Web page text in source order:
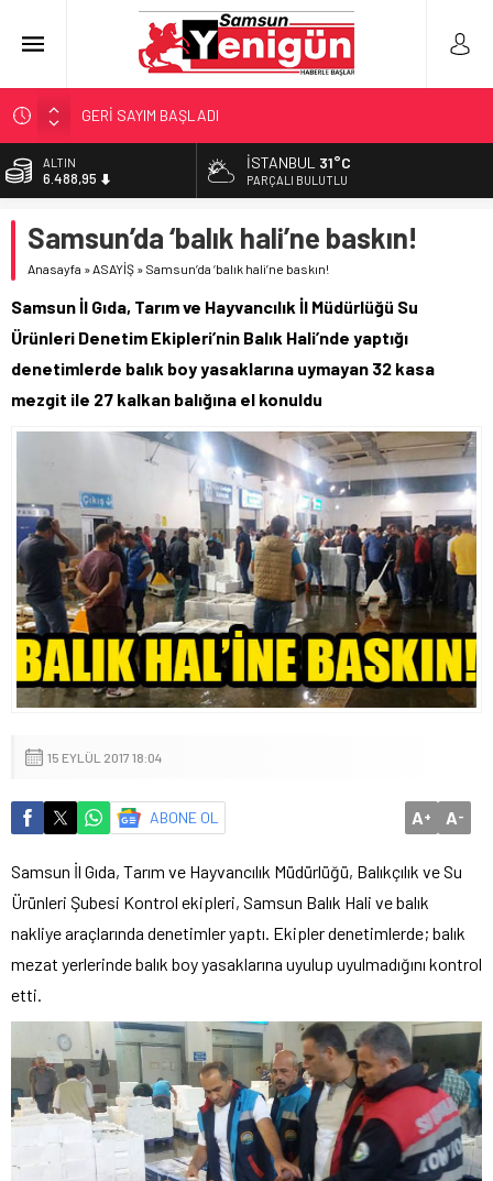
GERİ SAYIM BAŞLADI
SAMSUNSPOR’DA HEDEF 5’İNCİLİK!
‘BAFRA’YA YATIRIM YAPIN!’
YÖNETİCİ SEÇERKEN YAPILAN EN BÜYÜK HATALAR
ALTIN
6.488,95
13.798,82
DOLAR
54,9646
İSTANBUL 31°C
PARÇALI BULUTLU
Samsun’da ‘balık hali’ne baskın!
Anasayfa »ASAYİŞ » Samsun’da ‘balık hali’ne baskın!
Samsun İl Gıda, Tarım ve Hayvancılık İl Müdürlüğü Su
Ürünleri Denetim Ekipleri’nin Balık Hali’nde yaptığı
denetimlerde balık boy yasaklarına uymayan 32 kasa
mezgit ile 27 kalkan balığına el konuldu
15 EYLÜL 2017 18:04
ABONE OL A+ A-
Samsun İl Gıda, Tarım ve Hayvancılık Müdürlüğü, Balıkçılık ve Su
Ürünleri Şubesi Kontrol ekipleri, Samsun Balık Hali ve balık
nakliye araçlarında denetimler yaptı. Ekipler denetimlerde; balık
mezat yerlerinde balık boy yasaklarına uyulup uyulmadığını kontrol
etti.